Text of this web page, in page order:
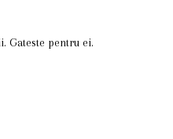
Gateste pentru ei.